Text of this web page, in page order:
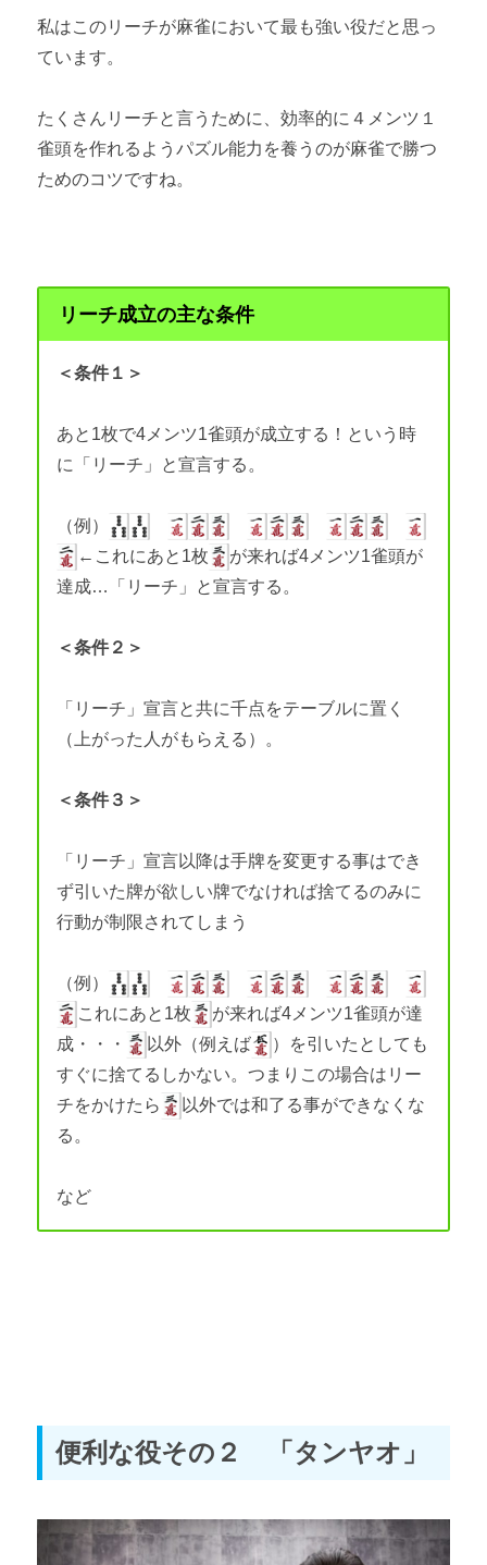
私はこのリーチが麻雀において最も強い役だと思っ
ています。
たくさんリーチと言うために、効率的に４メンツ１
雀頭を作れるようパズル能力を養うのが麻雀で勝つ
ためのコツですね。
リーチ成立の主な条件
＜条件１＞
あと1枚で4メンツ1雀頭が成立する！という時
に「リーチ」と宣言する。
（例）
←これにあと1枚
が来れば4メンツ1雀頭が
達成…「リーチ」と宣言する。
＜条件２＞
「リーチ」宣言と共に千点をテーブルに置く
（上がった人がもらえる）。
＜条件３＞
「リーチ」宣言以降は手牌を変更する事はでき
ず引いた牌が欲しい牌でなければ捨てるのみに
行動が制限されてしまう
（例）
これにあと1枚
が来れば4メンツ1雀頭が達
成・・・
以外（例えば
）を引いたとしても
すぐに捨てるしかない。つまりこの場合はリー
チをかけたら
以外では和了る事ができなくな
る。
など
便利な役その２ 「タンヤオ」